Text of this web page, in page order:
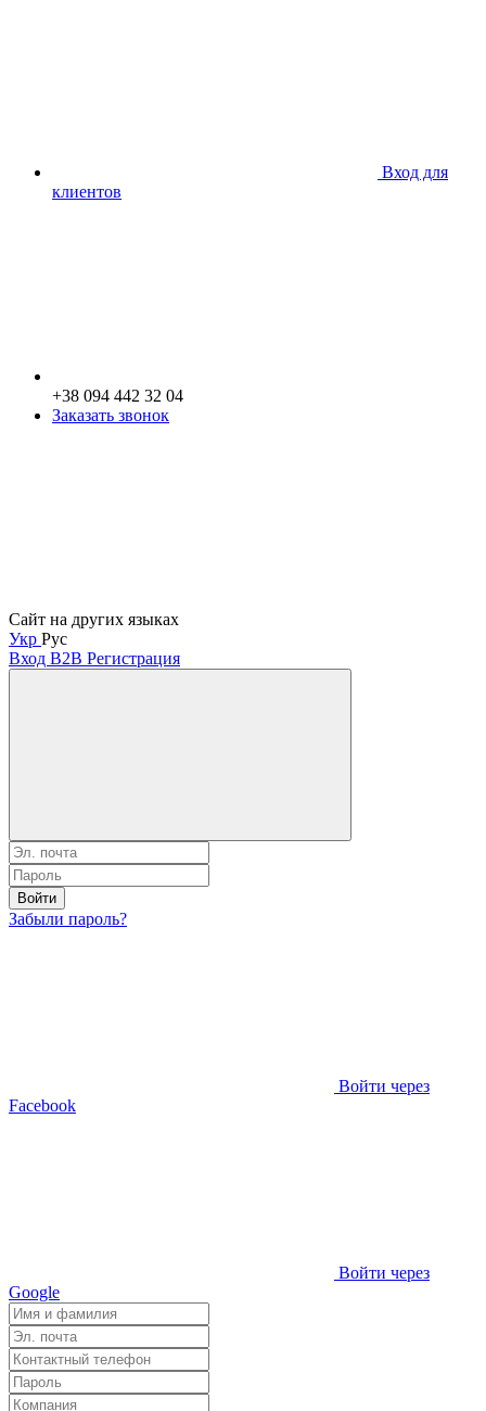
Вход для
клиентов
+38 094 442 32 04
Заказать звонок
Сайт на других языках
Укр Рус
Вход B2B Регистрация
Войти
Забыли пароль?
Войти через
Facebook
Войти через
Google